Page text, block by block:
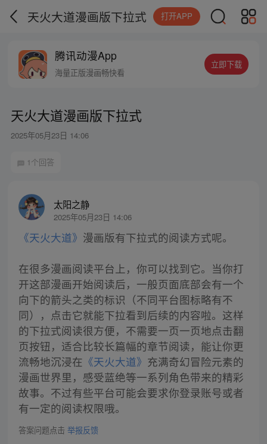
天火大道漫画版下拉式 打开APP
腾讯动漫App
海量正版漫画畅快看
立即下载
天火大道漫画版下拉式
2025年05月23日 14:06
1个回答
太阳之静
2025年05月23日 14:06
《天火大道》 漫画版有下拉式的阅读方式呢。
在很多漫画阅读平台上，你可以找到它。当你打
开这部漫画开始阅读后，一般页面底部会有一个
向下的箭头之类的标识（不同平台图标略有不
同），点击它就能下拉看到后续的内容啦。这样
的下拉式阅读很方便，不需要一页一页地点击翻
页按钮，适合比较长篇幅的章节阅读，能让你更
流畅地沉浸在 《天火大道》 充满奇幻冒险元素的
漫画世界里，感受蓝绝等一系列角色带来的精彩
故事。不过有些平台可能会要求你登录账号或者
有一定的阅读权限哦。
答案问题点击 举报反馈